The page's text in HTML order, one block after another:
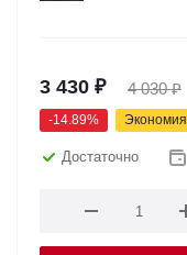
3 430 ₽ 4 030₽
-14.89% Экономия
Достаточно